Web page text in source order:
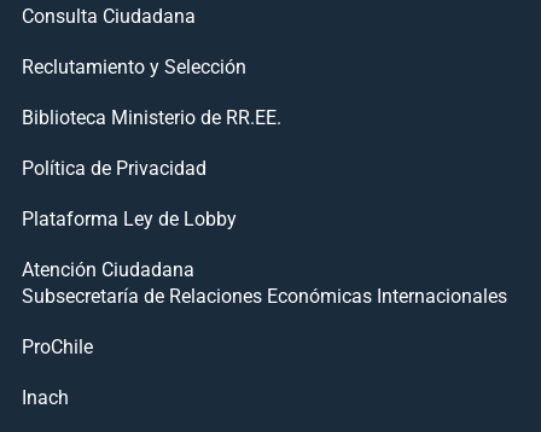
Consulta Ciudadana
Reclutamiento y Selección
Biblioteca Ministerio de RR.EE.
Política de Privacidad
Plataforma Ley de Lobby
Atención Ciudadana
Subsecretaría de Relaciones Económicas Internacionales
ProChile
Inach